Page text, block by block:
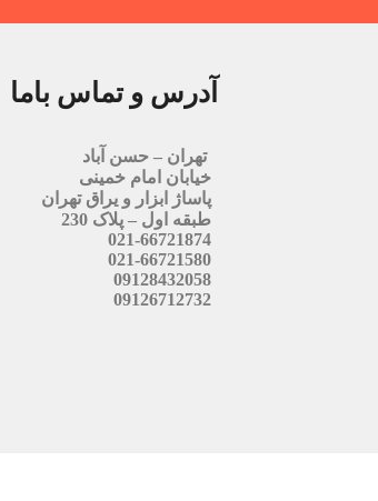
آدرس و تماس باما
تهران – حسن آباد
خیابان امام خمینی
پاساژ ابزار و یراق تهران
طبقه اول – پلاک 230
021-66721874
021-66721580
09128432058
09126712732